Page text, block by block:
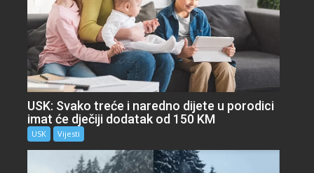
USK: Svako treće i naredno dijete u porodici
imat će dječiji dodatak od 150 KM
USK Vijesti